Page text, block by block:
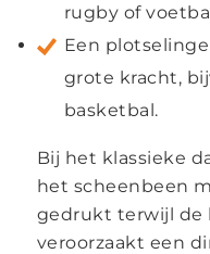
rugby of
Een
grote kracht,
basketbal.
Bij het klassieke
het scheenbeen
gedrukt terwijl de
veroorzaakt een